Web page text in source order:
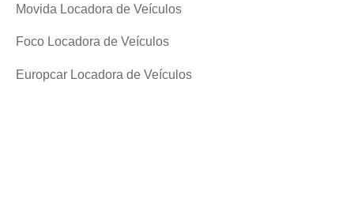
Movida Locadora de Veículos
Foco Locadora de Veículos
Europcar Locadora de Veículos